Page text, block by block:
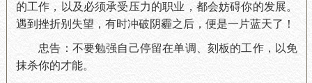
的工作，以及必须承受压力的职业，都会妨碍你的发展。
遇到挫折别失望，有时冲破阴霾之后，便是一片蓝天了！
忠告：不要勉强自己停留在单调、刻板的工作，以免
抹杀你的才能。